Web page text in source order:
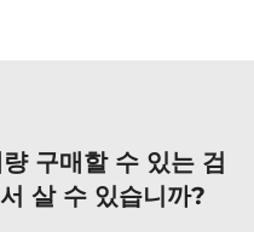
구매할 수 있는 검
살 수 있습니까?